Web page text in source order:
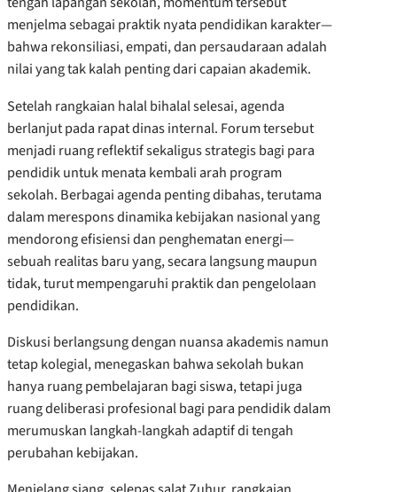
menjelma sebagai praktik nyata pendidikan karakter—
bahwa rekonsiliasi, empati, dan persaudaraan adalah
nilai yang tak kalah penting dari capaian akademik.
Setelah rangkaian halal bihalal selesai, agenda
berlanjut pada rapat dinas internal. Forum tersebut
menjadi ruang reflektif sekaligus strategis bagi para
pendidik untuk menata kembali arah program
sekolah. Berbagai agenda penting dibahas, terutama
dalam merespons dinamika kebijakan nasional yang
mendorong efisiensi dan penghematan energi—
sebuah realitas baru yang, secara langsung maupun
tidak, turut mempengaruhi praktik dan pengelolaan
pendidikan.
Diskusi berlangsung dengan nuansa akademis namun
tetap kolegial, menegaskan bahwa sekolah bukan
hanya ruang pembelajaran bagi siswa, tetapi juga
ruang deliberasi profesional bagi para pendidik dalam
merumuskan langkah-langkah adaptif di tengah
perubahan kebijakan.